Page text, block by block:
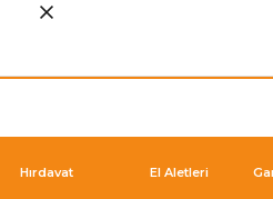
Hırdavat El Aletleri